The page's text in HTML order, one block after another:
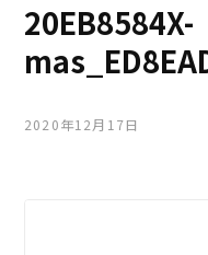
20EB8584X-
2020年12月17日